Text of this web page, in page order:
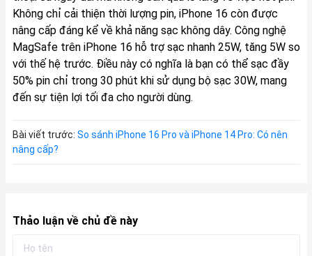
Không chỉ cải thiện thời lượng pin, iPhone 16 còn được
nâng cấp đáng kể về khả năng sạc không dây. Công nghệ
MagSafe trên iPhone 16 hỗ trợ sạc nhanh 25W, tăng 5W so
với thế hệ trước. Điều này có nghĩa là bạn có thể sạc đầy
50% pin chỉ trong 30 phút khi sử dụng bộ sạc 30W, mang
đến sự tiện lợi tối đa cho người dùng.
Bài viết trước: So sánh iPhone 16 Pro và iPhone 14 Pro: Có nên
nâng cấp?
Thảo luận về chủ đề này